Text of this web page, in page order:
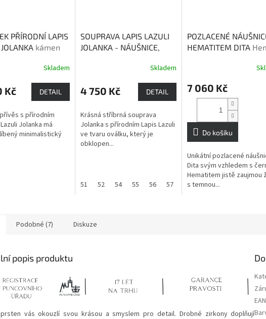
PŘÍRODNÍ LAPIS
kámen
Skladem
Kč DETAIL
s přírodním
Jolanka má
minimalistický
SOUPRAVA LAPIS LAZULI
JOLANKA - NÁUŠNICE,
kámen lásky,
moudrosti a přátelství
Skladem
4 750 Kč DETAIL
Krásná stříbrná souprava
Jolanka s přírodním Lapis Lazuli
ve tvaru oválku, který je
obklopen...
51 52 54 55 56 57 58 59 60
POZLACENÉ
HEMATITEM DITA
7 060 Kč
Do košíku
Unikátní pozlacené
Dita svým vzhledem s
Hematitem jistě zaujmou
s temnou...
Podobné (7) Diskuze
popis produktu
vás okouzlí svou krásou a smyslem pro detail. Drobné zirkony doplňují
EAN